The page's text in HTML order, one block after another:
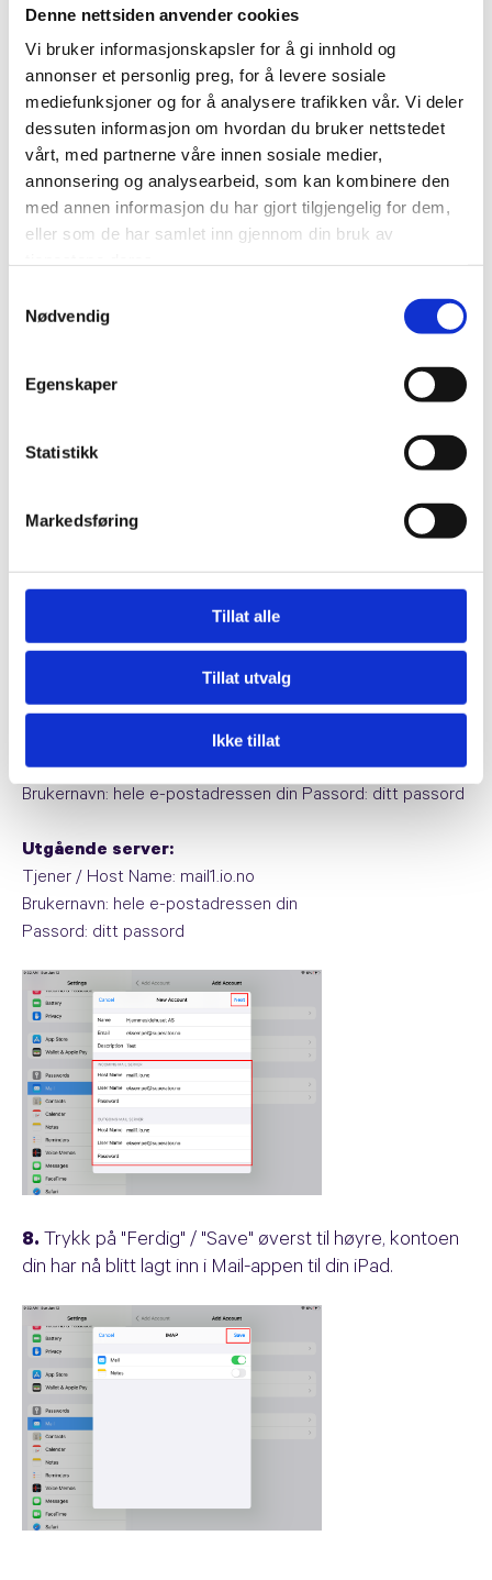
Denne nettsiden anvender cookies
Vi bruker informasjonskapsler for å gi innhold og
annonser et personlig preg, for å levere sosiale
mediefunksjoner og for å analysere trafikken vår. Vi deler
dessuten informasjon om hvordan du bruker nettstedet
vårt, med partnerne våre innen sosiale medier,
annonsering og analysearbeid, som kan kombinere den
med annen informasjon du har gjort tilgjengelig for dem,
eller som de har samlet inn gjennom din bruk av
Nødvendig
Egenskaper
Statistikk
Markedsføring
Tillat alle
Tillat utvalg
Ikke tillat
heter i Mail-appen. Trykk "Neste".
Sjekk at "IMAP" er det som er valgt. Ikke trykk
Legg inn innstillinger som vist i bildet under. Trykk
deretter "Neste".
Tjener / Host Name: mail1.io.no
Brukernavn: hele e-postadressen din Passord: ditt passord
Utgående server:
Tjener / Host Name: mail1.io.no
Brukernavn: hele e-postadressen din
Passord: ditt passord
8. Trykk på "Ferdig" / "Save" øverst til høyre, kontoen
din har nå blitt lagt inn i Mail-appen til din iPad.